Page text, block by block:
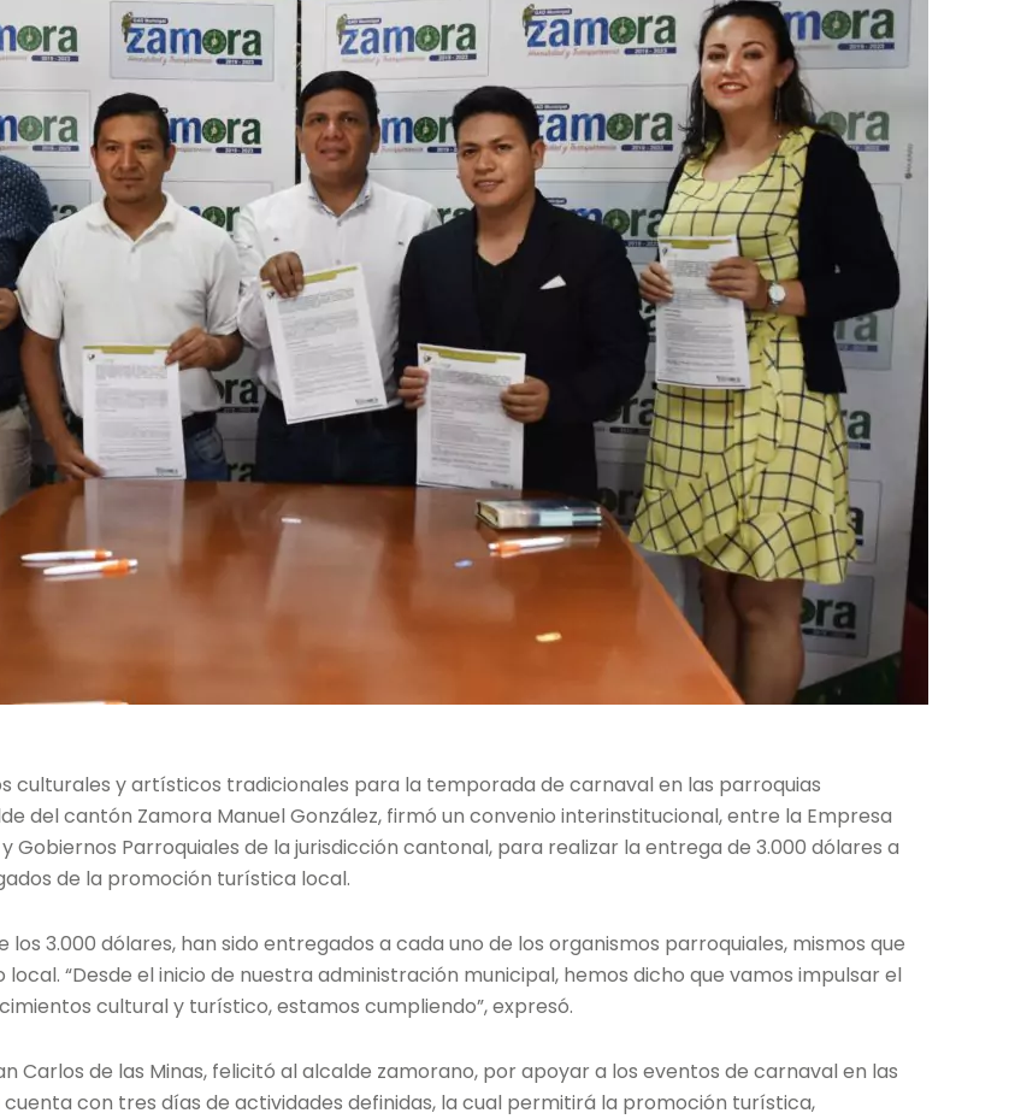
culturales y artísticos tradicionales para la temporada de carnaval en las parroquias
del cantón Zamora Manuel González, firmó un convenio interinstitucional, entre la Empresa
y Gobiernos Parroquiales de la jurisdicción cantonal, para realizar la entrega de 3.000 dólares a
de la promoción turística local.
los 3.000 dólares, han sido entregados a cada uno de los organismos parroquiales, mismos que
“Desde el inicio de nuestra administración municipal, hemos dicho que vamos impulsar el
cultural y turístico, estamos cumpliendo”, expresó.
Carlos de las Minas, felicitó al alcalde zamorano, por apoyar a los eventos de carnaval en las
con tres días de actividades definidas, la cual permitirá la promoción turística,